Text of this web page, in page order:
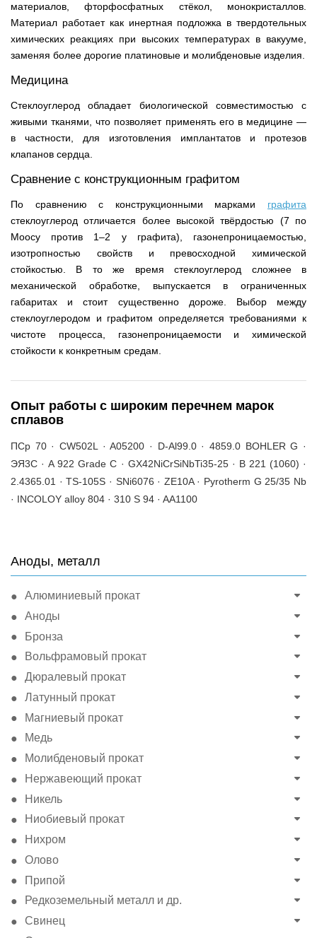
Аноды, металл
Алюминиевый прокат
Аноды
Бронза
Вольфрамовый прокат
Дюралевый прокат
Латунный прокат
Магниевый прокат
Медь
Молибденовый прокат
Нержавеющий прокат
Никель
Ниобиевый прокат
Нихром
Олово
Припой
Редкоземельный металл и др.
Свинец
материалов, фторфосфатных стёкол, монокристаллов.
Материал работает как инертная подложка в твердотельных
химических реакциях при высоких температурах в вакууме,
заменяя более дорогие платиновые и молибденовые изделия.
Медицина
Стеклоуглерод обладает биологической совместимостью с
живыми тканями, что позволяет применять его в медицине —
в частности, для изготовления имплантатов и протезов
клапанов сердца.
Сравнение с конструкционным графитом
По сравнению с конструкционными марками графита
стеклоуглерод отличается более высокой твёрдостью (7 по
Моосу против 1–2 у графита), газонепроницаемостью,
изотропностью свойств и превосходной химической
стойкостью. В то же время стеклоуглерод сложнее в
механической обработке, выпускается в ограниченных
габаритах и стоит существенно дороже. Выбор между
стеклоуглеродом и графитом определяется требованиями к
чистоте процесса, газонепроницаемости и химической
стойкости к конкретным средам.
Опыт работы с широким перечнем марок
сплавов
ПСр 70 · CW502L · A05200 · D-Al99.0 · 4859.0 BOHLER G ·
ЭЯ3С · A 922 Grade C · GX42NiCrSiNbTi35-25 · B 221 (1060) ·
2.4365.01 · TS-105S · SNi6076 · ZE10A · Pyrotherm G 25/35 Nb
· INCOLOY alloy 804 · 310 S 94 · AA1100